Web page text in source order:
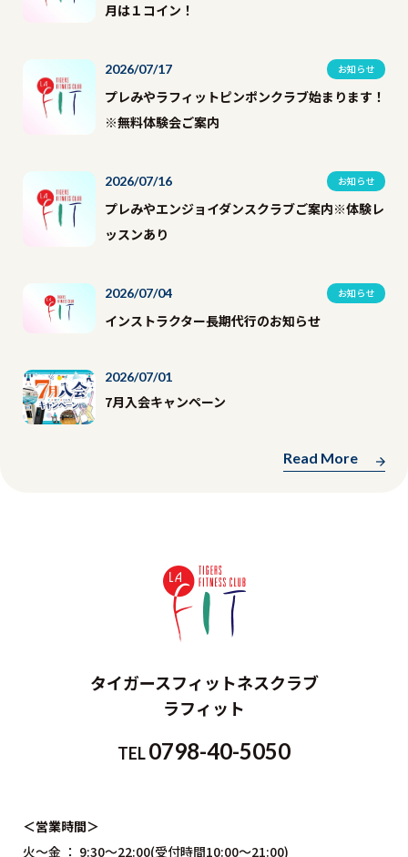
月は１コイン！
2026/07/17 お知らせ
プレみやラフィットピンポンクラブ始まります！
※無料体験会ご案内
2026/07/16 お知らせ
プレみやエンジョイダンスクラブご案内※体験レ
ッスンあり
2026/07/04 お知らせ
インストラクター長期代行のお知らせ
2026/07/01
7月入会キャンペーン
Read More
タイガースフィットネスクラブ
ラフィット
TEL0798-40-5050
＜営業時間＞
火～金 ： 9:30～22:00(受付時間10:00〜21:00)